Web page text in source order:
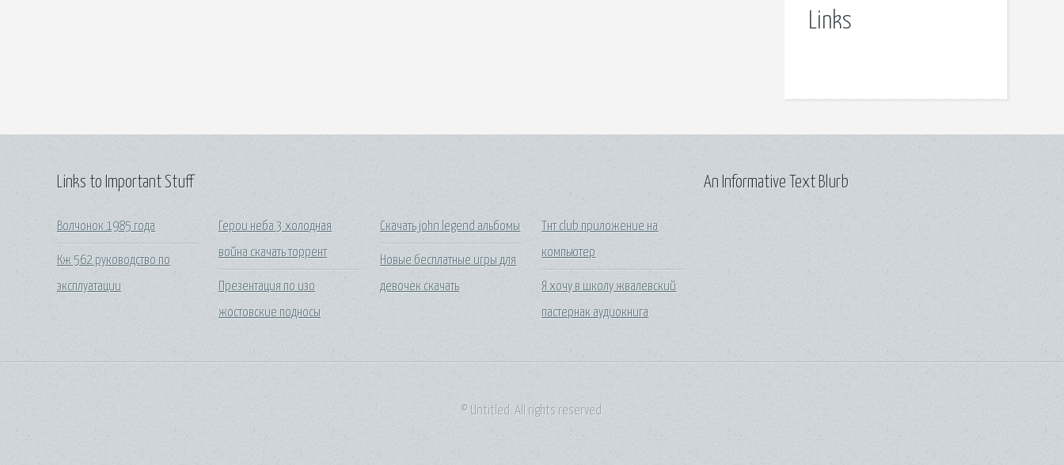
Links
Links to Important Stuff
Волчонок 1985 года
Кж 562 руководство по
эксплуатации
Герои неба 3 холодная
война скачать торрент
Презентация по изо
жостовские подносы
Скачать john legend альбомы
Новые бесплатные игры для
девочек скачать
Тнт club приложение на
компьютер
Я хочу в школу жвалевский
пастернак аудиокнига
An Informative Text Blurb
© Untitled. All rights reserved.